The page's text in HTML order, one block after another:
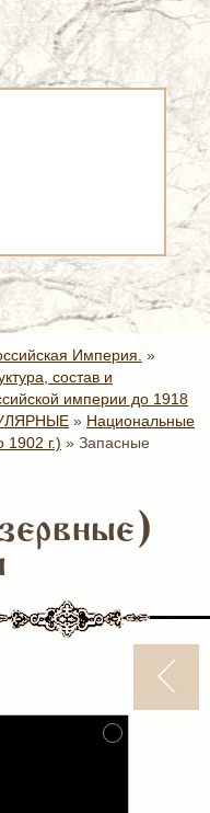
Империя. »
состав и
империи до 1918
» Национальные
1902 г.) » Запасные